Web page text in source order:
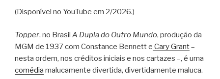
(Disponível no YouTube em 2/2026.)
Topper, no Brasil A Dupla do Outro Mundo, produção da
MGM de 1937 com Constance Bennett e Cary Grant–
nesta ordem, nos créditos iniciais e nos cartazes –, é uma
comédia malucamente divertida, divertidamente maluca.